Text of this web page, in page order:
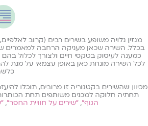
מגזין גלויה משופע בשירים רבים (קרוב
בכלל. השירה שכאן מעניקה הרחבה למאמרים
כמענה לעיסוק בטקסי חיים ולצורך לכלול
לכל השירה מונחת כאן באופן עצמאי על מנת
מכיוון שהשירים בקטגוריה זו מרובים, תוכלו
תחתיה חלוקה למכנים משותפים תחת
הגוף״, ״שירים על חוויית החסר״,